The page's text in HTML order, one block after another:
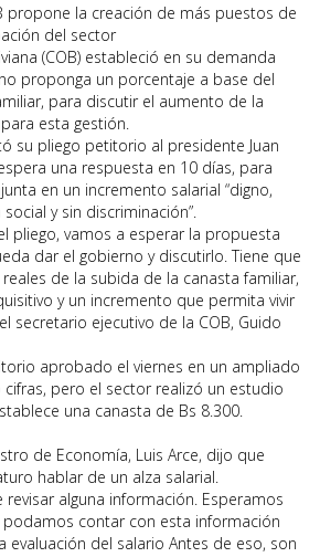
propone la creación de más puestos de
del sector
(COB) estableció en su demanda
proponga un porcentaje a base del
para discutir el aumento de la
esta gestión.
su pliego petitorio al presidente Juan
una respuesta en 10 días, para
en un incremento salarial “digno,
y sin discriminación”.
pliego, vamos a esperar la propuesta
dar el gobierno y discutirlo. Tiene que
de la subida de la canasta familiar,
y un incremento que permita vivir
secretario ejecutivo de la COB, Guido
aprobado el viernes en un ampliado
pero el sector realizó un estudio
una canasta de Bs 8.300.
de Economía, Luis Arce, dijo que
hablar de un alza salarial.
revisar alguna información. Esperamos
contar con esta información
evaluación del salario Antes de eso, son